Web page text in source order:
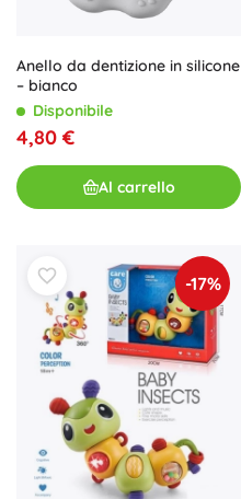
Anello da dentizione in silicone
– bianco
Disponibile
4,80 €
Al carrello
-17%